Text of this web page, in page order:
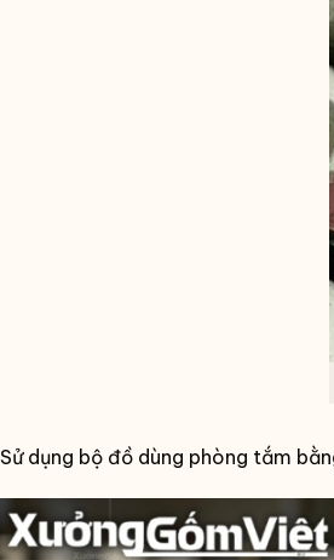
Sử dụng bộ đồ dùng phòng tắm